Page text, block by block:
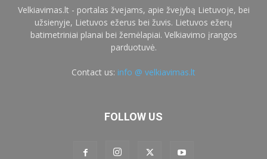
Velkiavimas.lt - portalas žvejams, apie žvejybą Lietuvoje, bei
užsienyje, Lietuvos ežerus bei žuvis. Lietuvos ežerų
batimetriniai planai bei žemėlapiai. Velkiavimo įrangos
parduotuvė.
Contact us: info @ velkiavimas.lt
FOLLOW US